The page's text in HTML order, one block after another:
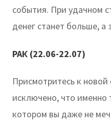
события. При удачном
денег станет больше, а
РАК (22.06-22.07)
Присмотритесь к
исключено, что именно
котором вы даже не